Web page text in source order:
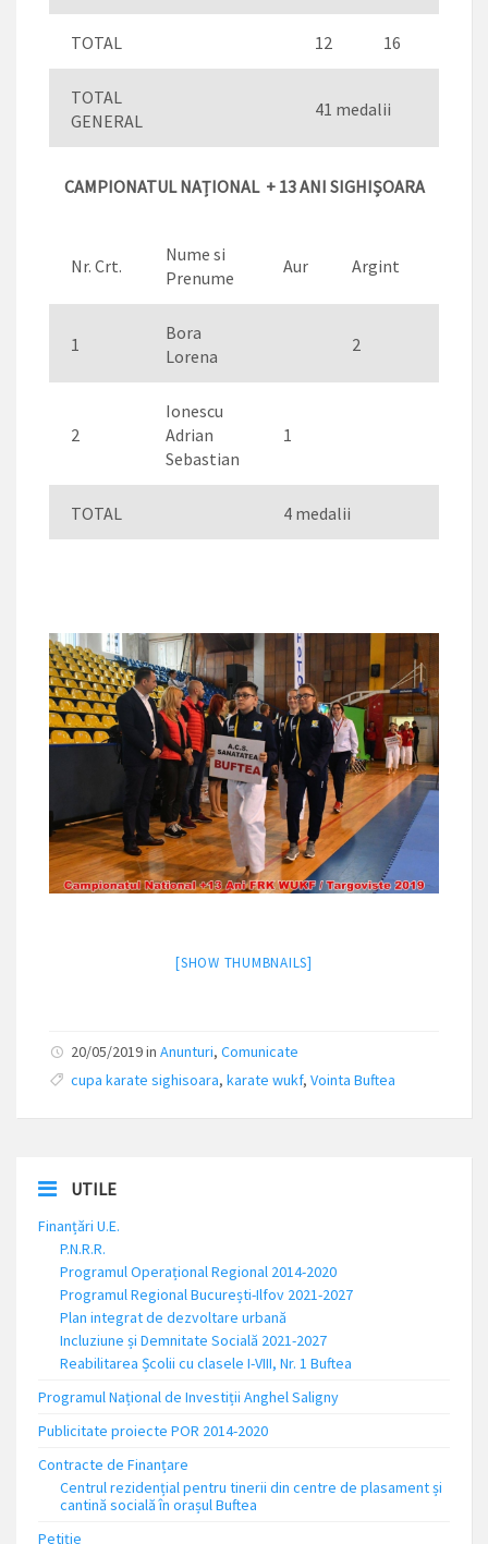
TOTAL 12 16
TOTAL
GENERAL
41 medalii
CAMPIONATUL NAȚIONAL + 13 ANI SIGHIȘOARA
Nr. Crt.
Nume si
Prenume
Aur Argint
1
Bora
Lorena
2
2
Ionescu
Adrian
Sebastian
1
TOTAL 4 medalii
[SHOW THUMBNAILS]
20/05/2019 in Anunturi, Comunicate
cupa karate sighisoara, karate wukf, Vointa Buftea
UTILE
Finanțări U.E.
P.N.R.R.
Programul Operațional Regional 2014-2020
Programul Regional București-Ilfov 2021-2027
Plan integrat de dezvoltare urbană
Incluziune și Demnitate Socială 2021-2027
Reabilitarea Școlii cu clasele I-VIII, Nr. 1 Buftea
Programul Național de Investiții Anghel Saligny
Publicitate proiecte POR 2014-2020
Contracte de Finanțare
Centrul rezidențial pentru tinerii din centre de plasament și
cantină socială în orașul Buftea
Petiție